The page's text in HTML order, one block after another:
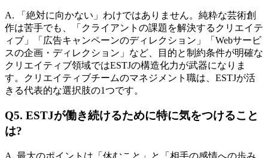
A. 「絶対に向かない」わけではありません。純粋な芸術創
作は苦手でも、「クライアントの課題を解決するクリエイテ
ィブ」「広告キャンペーンのディレクション」「Webサービ
スの企画・ディレクション」など、目的と制約条件が明確な
クリエイティブ領域ではESTJの構造化力が武器になりま
す。クリエイティブチームのマネジメント職は、ESTJが活
きる代表的な選択肢の1つです。
Q5. ESTJが働き続けるために特に気をつけること
は?